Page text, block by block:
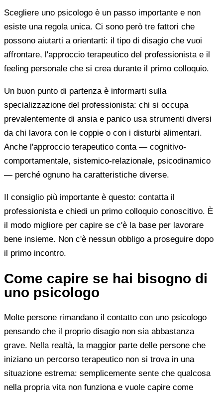
Scegliere uno psicologo è un passo importante e non
esiste una regola unica. Ci sono però tre fattori che
possono aiutarti a orientarti: il tipo di disagio che vuoi
affrontare, l'approccio terapeutico del professionista e il
feeling personale che si crea durante il primo colloquio.
Un buon punto di partenza è informarti sulla
specializzazione del professionista: chi si occupa
prevalentemente di ansia e panico usa strumenti diversi
da chi lavora con le coppie o con i disturbi alimentari.
Anche l'approccio terapeutico conta — cognitivo-
comportamentale, sistemico-relazionale, psicodinamico
— perché ognuno ha caratteristiche diverse.
Il consiglio più importante è questo: contatta il
professionista e chiedi un primo colloquio conoscitivo. È
il modo migliore per capire se c'è la base per lavorare
bene insieme. Non c'è nessun obbligo a proseguire dopo
il primo incontro.
Come capire se hai bisogno di
uno psicologo
Molte persone rimandano il contatto con uno psicologo
pensando che il proprio disagio non sia abbastanza
grave. Nella realtà, la maggior parte delle persone che
iniziano un percorso terapeutico non si trova in una
situazione estrema: semplicemente sente che qualcosa
nella propria vita non funziona e vuole capire come